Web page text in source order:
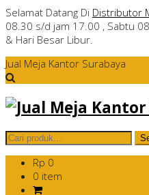
Selamat Datang Di Distributor
08.30 s/d jam 17.00 , Sabtu
& Hari Besar Libur.
Jual Meja Kantor Surabaya
Rp 0
0 item